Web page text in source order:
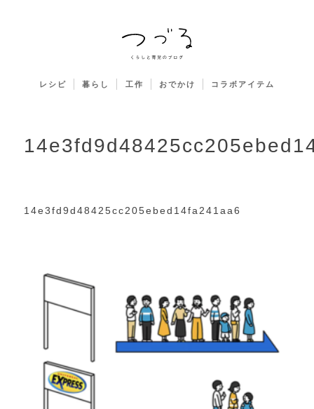
レシピ 暮らし 工作 おでかけ コラボアイテム
14e3fd9d48425cc205ebed14fa241aa6